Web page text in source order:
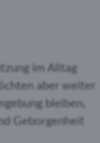
im Alltag
aber weiter
bleiben,
Geborgenheit